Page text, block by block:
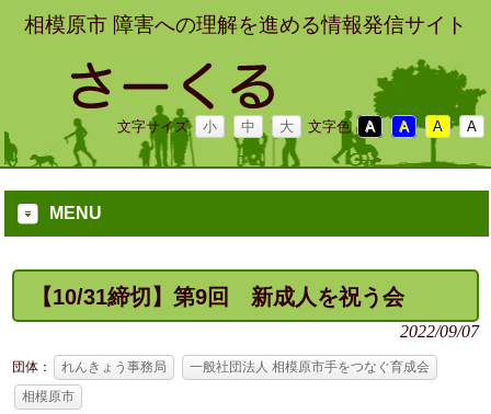
相模原市 障害への理解を進める情報発信サイト
文字サイズ 小 中 大 文字色 A A A A
MENU
【10/31締切】第9回 新成人を祝う会
2022/09/07
団体： れんきょう事務局
一般社団法人 相模原市手をつなぐ育成会
相模原市